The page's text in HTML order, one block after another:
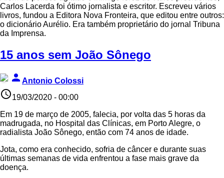
Carlos Lacerda foi ótimo jornalista e escritor. Escreveu vários
livros, fundou a Editora Nova Fronteira, que editou entre outros:
o dicionário Aurélio. Era também proprietário do jornal Tribuna
da Imprensa.
15 anos sem João Sônego
person Antonio Colossi
access_time19/03/2020 - 00:00
Em 19 de março de 2005, falecia, por volta das 5 horas da
madrugada, no Hospital das Clínicas, em Porto Alegre, o
radialista João Sônego, então com 74 anos de idade.
Jota, como era conhecido, sofria de câncer e durante suas
últimas semanas de vida enfrentou a fase mais grave da
doença.